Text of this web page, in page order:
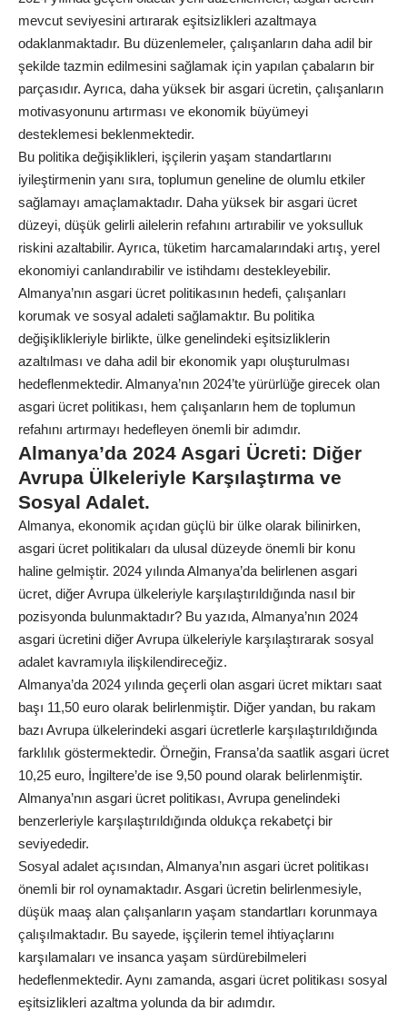
mevcut seviyesini artırarak eşitsizlikleri azaltmaya
odaklanmaktadır. Bu düzenlemeler, çalışanların daha adil bir
şekilde tazmin edilmesini sağlamak için yapılan çabaların bir
parçasıdır. Ayrıca, daha yüksek bir asgari ücretin, çalışanların
motivasyonunu artırması ve ekonomik büyümeyi
desteklemesi beklenmektedir.
Bu politika değişiklikleri, işçilerin yaşam standartlarını
iyileştirmenin yanı sıra, toplumun geneline de olumlu etkiler
sağlamayı amaçlamaktadır. Daha yüksek bir asgari ücret
düzeyi, düşük gelirli ailelerin refahını artırabilir ve yoksulluk
riskini azaltabilir. Ayrıca, tüketim harcamalarındaki artış, yerel
ekonomiyi canlandırabilir ve istihdamı destekleyebilir.
Almanya’nın asgari ücret politikasının hedefi, çalışanları
korumak ve sosyal adaleti sağlamaktır. Bu politika
değişiklikleriyle birlikte, ülke genelindeki eşitsizliklerin
azaltılması ve daha adil bir ekonomik yapı oluşturulması
hedeflenmektedir. Almanya’nın 2024’te yürürlüğe girecek olan
asgari ücret politikası, hem çalışanların hem de toplumun
refahını artırmayı hedefleyen önemli bir adımdır.
Almanya’da 2024 Asgari Ücreti: Diğer
Avrupa Ülkeleriyle Karşılaştırma ve
Sosyal Adalet.
Almanya, ekonomik açıdan güçlü bir ülke olarak bilinirken,
asgari ücret politikaları da ulusal düzeyde önemli bir konu
haline gelmiştir. 2024 yılında Almanya’da belirlenen asgari
ücret, diğer Avrupa ülkeleriyle karşılaştırıldığında nasıl bir
pozisyonda bulunmaktadır? Bu yazıda, Almanya’nın 2024
asgari ücretini diğer Avrupa ülkeleriyle karşılaştırarak sosyal
adalet kavramıyla ilişkilendireceğiz.
Almanya’da 2024 yılında geçerli olan asgari ücret miktarı saat
başı 11,50 euro olarak belirlenmiştir. Diğer yandan, bu rakam
bazı Avrupa ülkelerindeki asgari ücretlerle karşılaştırıldığında
farklılık göstermektedir. Örneğin, Fransa’da saatlik asgari ücret
10,25 euro, İngiltere’de ise 9,50 pound olarak belirlenmiştir.
Almanya’nın asgari ücret politikası, Avrupa genelindeki
benzerleriyle karşılaştırıldığında oldukça rekabetçi bir
seviyededir.
Sosyal adalet açısından, Almanya’nın asgari ücret politikası
önemli bir rol oynamaktadır. Asgari ücretin belirlenmesiyle,
düşük maaş alan çalışanların yaşam standartları korunmaya
çalışılmaktadır. Bu sayede, işçilerin temel ihtiyaçlarını
karşılamaları ve insanca yaşam sürdürebilmeleri
hedeflenmektedir. Aynı zamanda, asgari ücret politikası sosyal
eşitsizlikleri azaltma yolunda da bir adımdır.